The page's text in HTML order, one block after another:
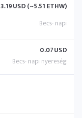
3.19USD (~5.51 ETHW)
0.07USD